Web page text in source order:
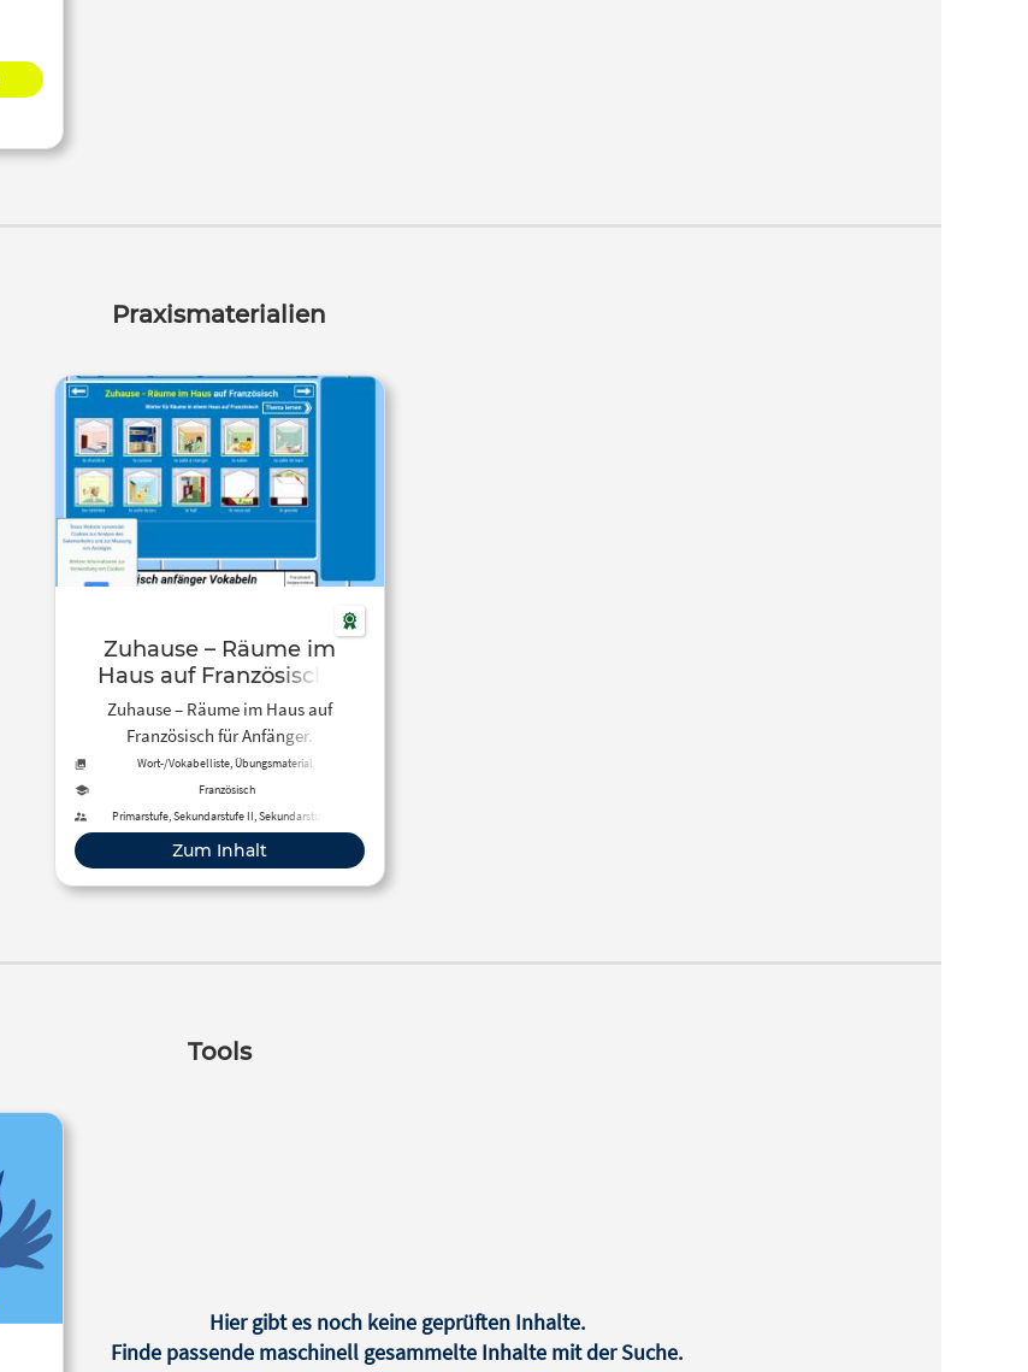
Praxismaterialien
Zuhause – Räume im
Haus auf Französisch |
Anfänger Vokabelliste mit
Texten und Ton
Zuhause – Räume im Haus auf
Französisch für Anfänger.
Wort-/Vokabelliste, Übungsmaterial
Französisch
Primarstufe, Sekundarstufe II, Sekundarstufe I,
Erwachsenenbildung
Zum Inhalt
Tools
Hier gibt es noch keine geprüften Inhalte.
Finde passende maschinell gesammelte Inhalte mit der Suche.